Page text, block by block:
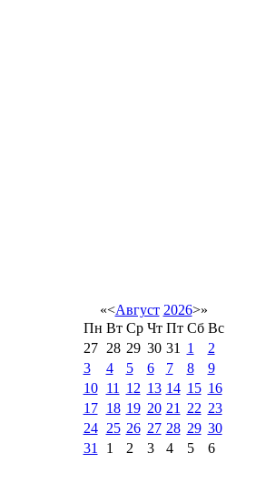
«<Август 2026>»
Пн Вт Ср Чт Пт Сб Вс
27
28 29 30 31 1
2
3
4 5 6 7 8
9
10
11 12 13 14 15 16
17
18 19 20 21 22 23
24
25 26 27 28 29 30
31
1 2 3 4 5 6